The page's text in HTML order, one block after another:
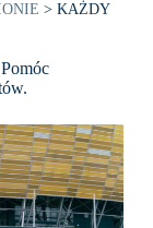
> KAŻDY